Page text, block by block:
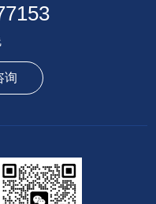
询